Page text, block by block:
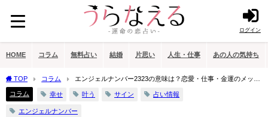
ログイン
HOME コラム 無料占い 結婚 片思い 人生・仕事 あの人の気持ち
TOP コラム
エンジェルナンバー2323の意味は？恋愛・仕事・金運のメッセ
ージ
コラム 幸せ 叶う サイン 占い情報
エンジェルナンバー